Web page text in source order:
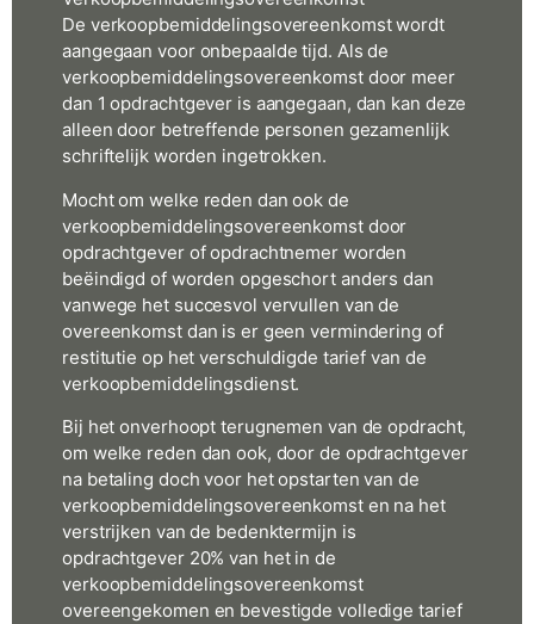
De verkoopbemiddelingsovereenkomst wordt
aangegaan voor onbepaalde tijd. Als de
verkoopbemiddelingsovereenkomst door meer
dan 1 opdrachtgever is aangegaan, dan kan deze
alleen door betreffende personen gezamenlijk
schriftelijk worden ingetrokken.
Mocht om welke reden dan ook de
verkoopbemiddelingsovereenkomst door
opdrachtgever of opdrachtnemer worden
beëindigd of worden opgeschort anders dan
vanwege het succesvol vervullen van de
overeenkomst dan is er geen vermindering of
restitutie op het verschuldigde tarief van de
verkoopbemiddelingsdienst.
Bij het onverhoopt terugnemen van de opdracht,
om welke reden dan ook, door de opdrachtgever
na betaling doch voor het opstarten van de
verkoopbemiddelingsovereenkomst en na het
verstrijken van de bedenktermijn is
opdrachtgever 20% van het in de
verkoopbemiddelingsovereenkomst
overeengekomen en bevestigde volledige tarief